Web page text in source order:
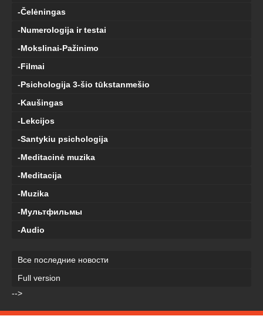
-Čelėningas
-Numerologija ir testai
-Mokslinai-Pažinimo
-Filmai
-Psichologija 3-šio tūkstanmešio
-Kaušingas
-Lekcijos
-Santykiu psichologija
-Meditacinė muzika
-Meditacija
-Muzika
-Мультфильмы
-Audio
Все последние новости
Full version
-->